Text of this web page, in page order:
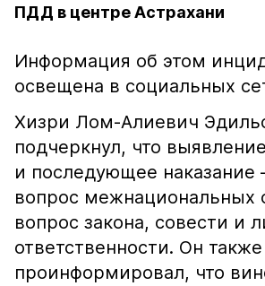
ПДД в центре Астрахани
Информация об этом
освещена в социальных
Хизри Лом-Алиевич
подчеркнул, что
и последующее наказание
вопрос межнациональных
вопрос закона, совести и
ответственности. Он также
проинформировал, что